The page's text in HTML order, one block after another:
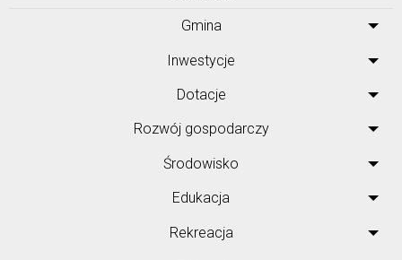
Gmina
Inwestycje
Dotacje
Rozwój gospodarczy
Środowisko
Edukacja
Rekreacja